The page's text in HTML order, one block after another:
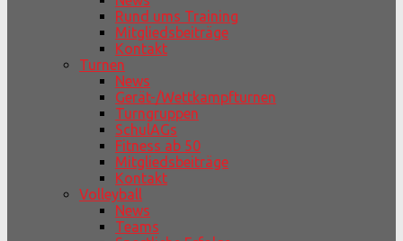
Rund ums Training
Mitgliedsbeiträge
Kontakt
Turnen
News
Gerät-/Wettkampfturnen
Turngruppen
SchulAGs
Fitness ab 50
Mitgliedsbeiträge
Kontakt
Volleyball
News
Teams